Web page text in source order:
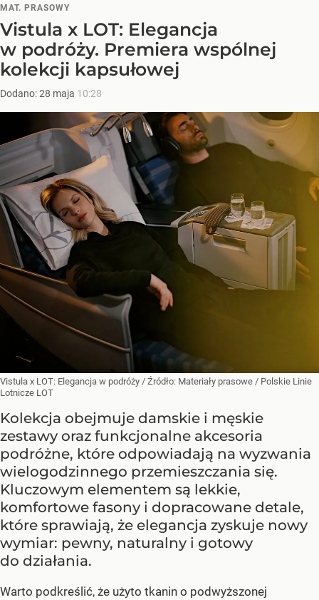
MAT. PRASOWY
Vistula x LOT: Elegancja
w podróży. Premiera wspólnej
kolekcji kapsułowej
Dodano:28 maja 10:28
Vistula x LOT: Elegancja w podróży / Źródło: Materiały prasowe / Polskie Linie
Lotnicze LOT
Kolekcja obejmuje damskie i męskie
zestawy oraz funkcjonalne akcesoria
podróżne, które odpowiadają na wyzwania
wielogodzinnego przemieszczania się.
Kluczowym elementem są lekkie,
komfortowe fasony i dopracowane detale,
które sprawiają, że elegancja zyskuje nowy
wymiar: pewny, naturalny i gotowy
do działania.
Warto podkreślić, że użyto tkanin o podwyższonej